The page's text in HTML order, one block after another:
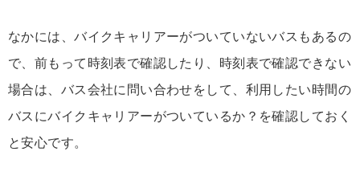
なかには、バイクキャリアーがついていないバスもあるの
で、前もって時刻表で確認したり、時刻表で確認できない
場合は、バス会社に問い合わせをして、利用したい時間の
バスにバイクキャリアーがついているか？を確認しておく
と安心です。